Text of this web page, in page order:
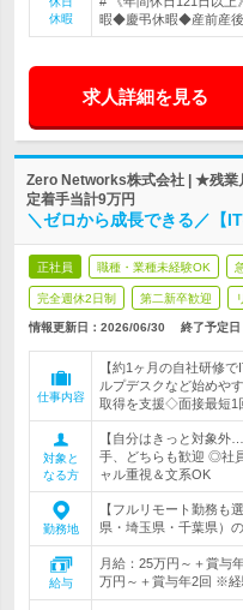
休暇
暇◆慶弔休暇◆産前産後
求人詳細を見る
Zero Networks株式会社 | ★残
定着手当計9万円
＼ゼロから成長できる／【
正社員 職種・業種未経験OK
完全週休2日制 第二新卒歓迎
情報更新日：2026/06/30 終了予定日
仕事内容
【約1ヶ月の自社研修
ルプデスクなど始めや
取得を支援◇面接最短1
対象と
なる方
【自分はきっと対象外
手、どちらも歓迎 ◎社
ャル重視＆文系OK
勤務地
【フルリモート勤務も
県・埼玉県・千葉県）
給与
月給：25万円～＋賞与
万円～＋賞与年2回 ※